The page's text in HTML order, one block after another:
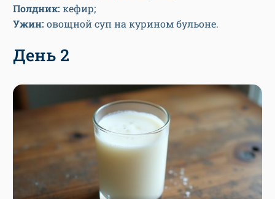
Полдник: кефир;
Ужин: овощной суп на курином бульоне.
День 2